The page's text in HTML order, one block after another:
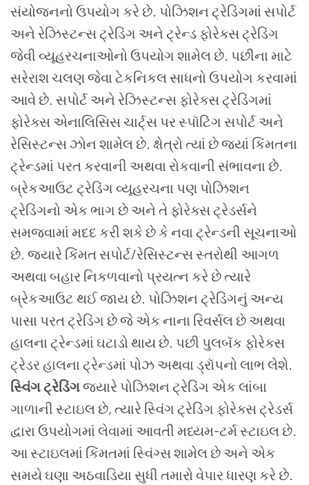
સંયોજનનો ઉપયોગ કરે છે. પોઝિશન ટ્રેડિંગમાં સપોર્ટ
અને રેઝિસ્ટન્સ ટ્રેડિંગ અને ટ્રેન્ડ ફોરેક્સ ટ્રેડિંગ
જેવી વ્યૂહરચનાઓનો ઉપયોગ શામેલ છે. પછીના માટે
સરેરાશ ચલણ જેવા ટેકનિકલ સાધનો ઉપયોગ કરવામાં
આવે છે. સપોર્ટ અને રેઝિસ્ટન્સ ફોરેક્સ ટ્રેડિંગમાં
ફોરેક્સ એનાલિસિસ ચાર્ટ્સ પર સ્પૉટિંગ સપોર્ટ અને
રેસિસ્ટન્સ ઝોન શામેલ છે. ક્ષેત્રો ત્યાં છે જ્યાં કિંમતના
ટ્રેન્ડમાં પરત કરવાની અથવા રોકવાની સંભાવના છે.
બ્રેકઆઉટ ટ્રેડિંગ વ્યૂહરચના પણ પોઝિશન
ટ્રેડિંગનો એક ભાગ છે અને તે ફોરેક્સ ટ્રેડર્સને
સમજવામાં મદદ કરી શકે છે કે નવા ટ્રેન્ડની સૂચનાઓ
છે. જ્યારે કિંમત સપોર્ટ/રેસિસ્ટન્સ સ્તરોથી આગળ
અથવા બહાર નિકળવાનો પ્રયત્ન કરે છે ત્યારે
બ્રેકઆઉટ થઈ જાય છે. પોઝિશન ટ્રેડિંગનું અન્ય
પાસા પરત ટ્રેડિંગ છે જે એક નાના રિવર્સલ છે અથવા
હાલના ટ્રેન્ડમાં ઘટાડો થાય છે. પછી પુલબૅક ફોરેક્સ
ટ્રેડર હાલના ટ્રેન્ડમાં પોઝ અથવા ડ્રૉપનો લાભ લેશે.
સ્વિંગ ટ્રેડિંગજ્યારે પોઝિશન ટ્રેડિંગ એક લાંબા
ગાળાની સ્ટાઇલ છે, ત્યારે સ્વિંગ ટ્રેડિંગ ફોરેક્સ ટ્રેડર્સ
દ્વારા ઉપયોગમાં લેવામાં આવતી મધ્યમ-ટર્મ સ્ટાઇલ છે.
આ સ્ટાઇલમાં કિંમતમાં સ્વિંગ્સ શામેલ છે અને એક
સમયે ઘણા અઠવાડિયા સુધી તમારો વેપાર ધારણ કરે છે.